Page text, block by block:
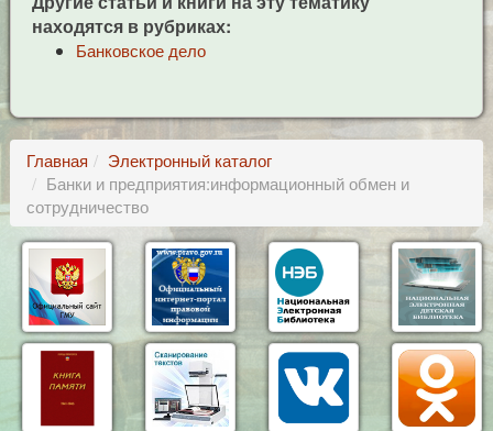
находятся в рубриках:
Банковское дело
Главная
Электронный каталог
Банки и предприятия:информационный обмен и
сотрудничество